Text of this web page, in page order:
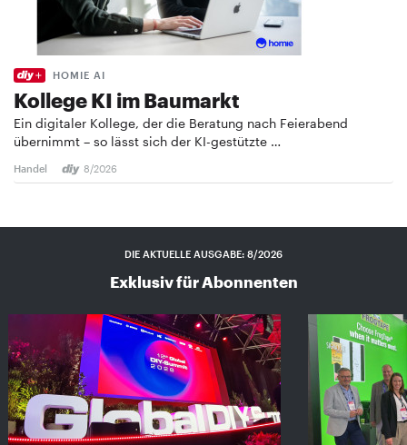
HOMIE AI
Kollege KI im Baumarkt
Ein digitaler Kollege, der die Beratung nach Feierabend
übernimmt – so lässt sich der KI-gestützte …
Handel 8/2026
DIE AKTUELLE AUSGABE: 8/2026
Exklusiv für Abonnenten